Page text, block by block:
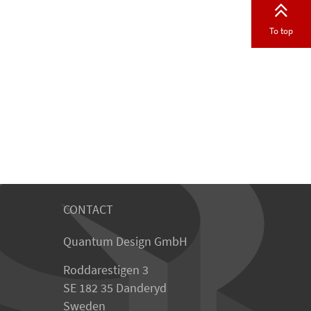
CONTACT
Quantum Design GmbH
Roddarestigen 3
SE 182 35 Danderyd
Sweden
To top